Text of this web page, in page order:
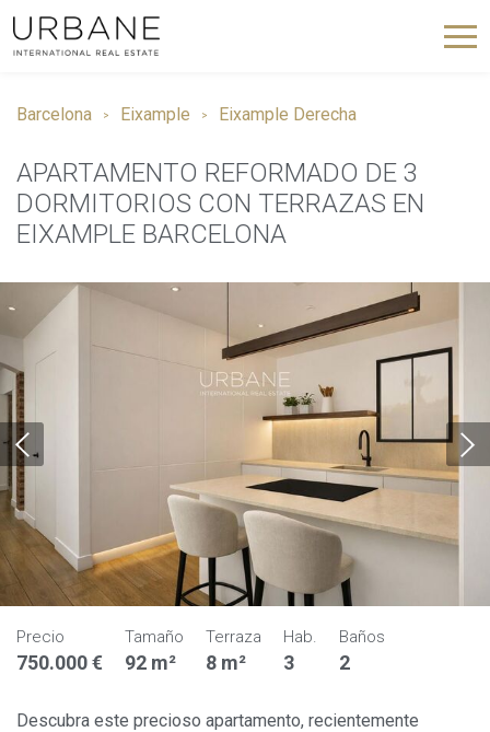
Barcelona Eixample Eixample Derecha
APARTAMENTO REFORMADO DE 3
DORMITORIOS CON TERRAZAS EN
EIXAMPLE BARCELONA
Precio
750.000 €
Tamaño
92 m²
Terraza
8 m²
Hab.
3
Baños
2
Descubra este precioso apartamento, recientemente